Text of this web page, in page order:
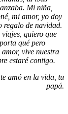
Mi niña,
mi amor, yo doy
regalo de navidad.
quiero que
qué pero
vive nuestra
estaré contigo.
amó en la vida, tu
papá.